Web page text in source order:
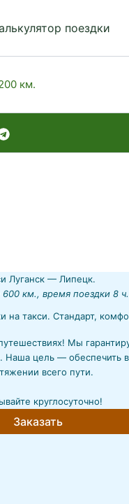
поездки
км.
Луганск — Липецк.
600 км., время поездки 8 ч.
на такси. Стандарт,
Мы
Наша цель — обеспечить
всего пути.
круглосуточно!
Заказать